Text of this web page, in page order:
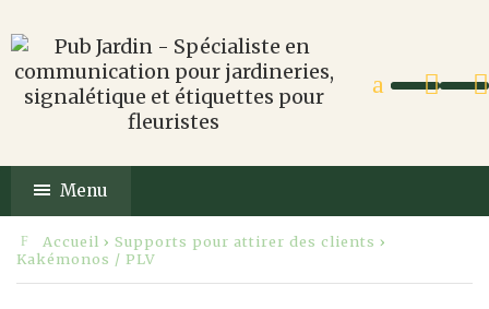
Menu
Accueil ›Supports pour attirer des clients ›
Kakémonos / PLV